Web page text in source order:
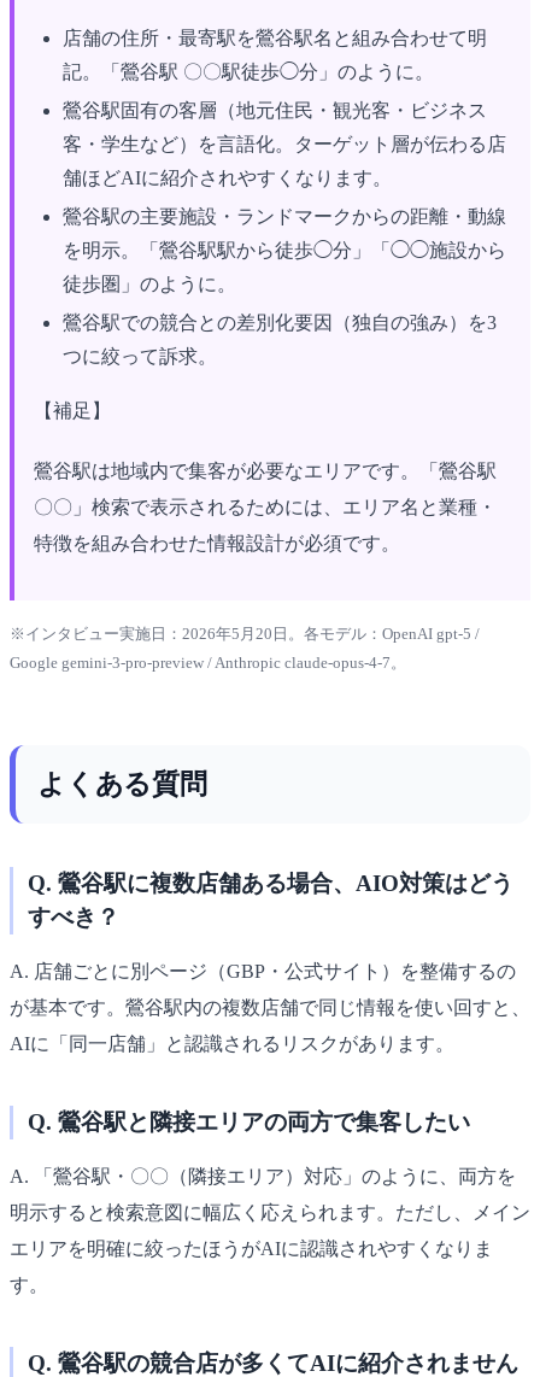
店舗の住所・最寄駅を鶯谷駅名と組み合わせて明
記。「鶯谷駅 〇〇駅徒歩◯分」のように。
鶯谷駅固有の客層（地元住民・観光客・ビジネス
客・学生など）を言語化。ターゲット層が伝わる店
舗ほどAIに紹介されやすくなります。
鶯谷駅の主要施設・ランドマークからの距離・動線
を明示。「鶯谷駅駅から徒歩◯分」「◯◯施設から
徒歩圏」のように。
鶯谷駅での競合との差別化要因（独自の強み）を3
つに絞って訴求。
【補足】
鶯谷駅は地域内で集客が必要なエリアです。「鶯谷駅
〇〇」検索で表示されるためには、エリア名と業種・
特徴を組み合わせた情報設計が必須です。
※インタビュー実施日：2026年5月20日。各モデル：OpenAI gpt-5 /
Google gemini-3-pro-preview / Anthropic claude-opus-4-7。
よくある質問
Q. 鶯谷駅に複数店舗ある場合、AIO対策はどう
すべき？
A. 店舗ごとに別ページ（GBP・公式サイト）を整備するの
が基本です。鶯谷駅内の複数店舗で同じ情報を使い回すと、
AIに「同一店舗」と認識されるリスクがあります。
Q. 鶯谷駅と隣接エリアの両方で集客したい
A. 「鶯谷駅・〇〇（隣接エリア）対応」のように、両方を
明示すると検索意図に幅広く応えられます。ただし、メイン
エリアを明確に絞ったほうがAIに認識されやすくなりま
す。
Q. 鶯谷駅の競合店が多くてAIに紹介されません